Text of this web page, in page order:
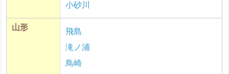
小砂川
山形
飛島
滝ノ浦
鳥崎